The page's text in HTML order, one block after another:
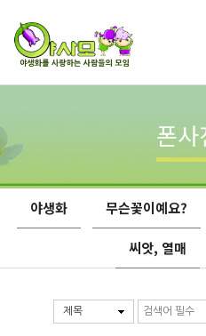
폰사
야생화 무슨꽃이예요?
씨앗, 열매
제목